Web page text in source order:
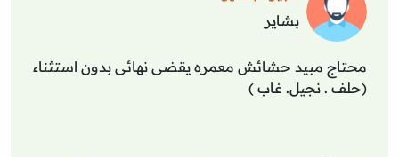
بشاير
محتاج مبيد حشائش معمره يقضى نهائى بدون استثناء
(حلف . نجيل. غاب )